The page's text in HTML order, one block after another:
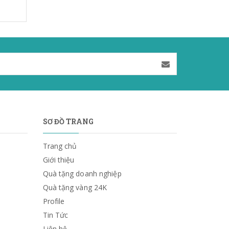
SƠ ĐỒ TRANG
Trang chủ
Giới thiệu
Quà tặng doanh nghiệp
Quà tặng vàng 24K
Profile
Tin Tức